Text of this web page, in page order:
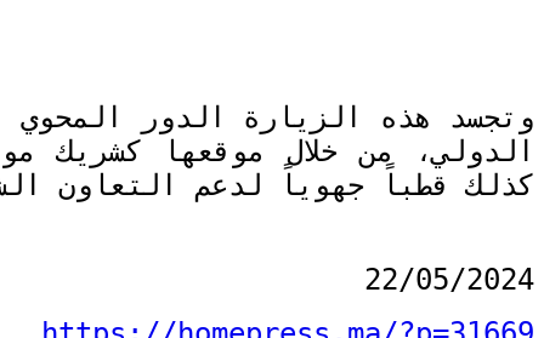
وتجسد هذه الزيارة الدور المحوي
الدولي، من خلال موقعها كشريك
كذلك قطباً جهوياً لدعم التعاون
22/05/2024